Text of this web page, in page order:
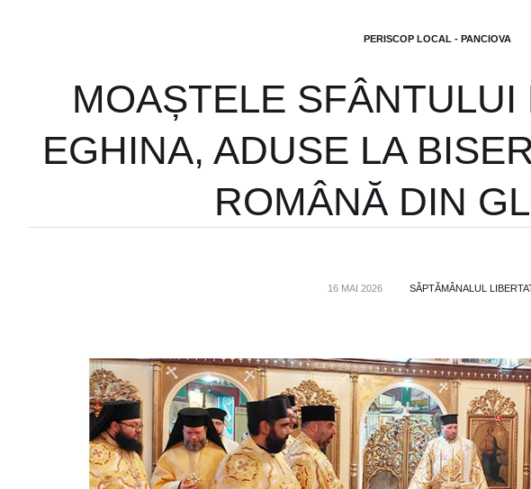
PERISCOP LOCAL - PANCIOVA
MOAȘTELE SFÂNTULUI
EGHINA, ADUSE LA
ROMÂNĂ DIN
16 MAI 2026 SĂPTĂMÂNALUL